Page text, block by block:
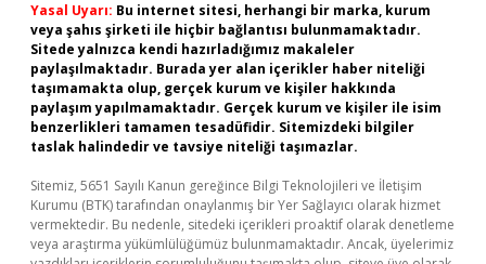
Yasal Uyarı: Bu internet sitesi, herhangi bir marka, kurum
veya şahıs şirketi ile hiçbir bağlantısı bulunmamaktadır.
Sitede yalnızca kendi hazırladığımız makaleler
paylaşılmaktadır. Burada yer alan içerikler haber niteliği
taşımamakta olup, gerçek kurum ve kişiler hakkında
paylaşım yapılmamaktadır. Gerçek kurum ve kişiler ile isim
benzerlikleri tamamen tesadüfidir. Sitemizdeki bilgiler
taslak halindedir ve tavsiye niteliği taşımazlar.
Sitemiz, 5651 Sayılı Kanun gereğince Bilgi Teknolojileri ve İletişim
Kurumu (BTK) tarafından onaylanmış bir Yer Sağlayıcı olarak hizmet
vermektedir. Bu nedenle, sitedeki içerikleri proaktif olarak denetleme
veya araştırma yükümlülüğümüz bulunmamaktadır. Ancak, üyelerimiz